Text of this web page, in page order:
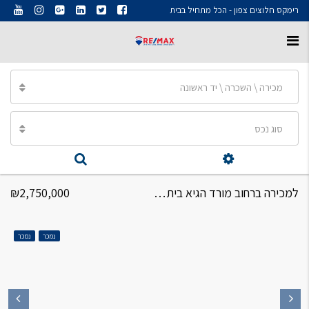
רימקס חלוצים צפון - הכל מתחיל בבית
מכירה \ השכרה \ יד ראשונה
סוג נכס
למכירה ברחוב מורד הגיא בית פרטי 5 חדרים + מרפסת סגורה ₪2,750,000
נמכר נמכר